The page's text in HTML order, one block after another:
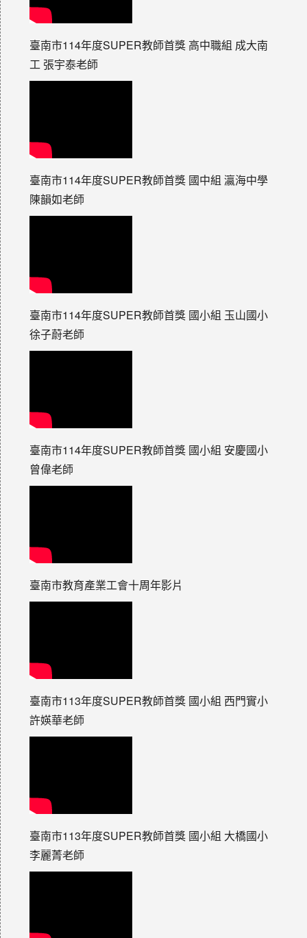
臺南市114年度SUPER教師首獎 高中職組 成大南
工 張宇泰老師
臺南市114年度SUPER教師首獎 國中組 瀛海中學
陳韻如老師
臺南市114年度SUPER教師首獎 國小組 玉山國小
徐子蔚老師
臺南市114年度SUPER教師首獎 國小組 安慶國小
曾偉老師
臺南市教育產業工會十周年影片
臺南市113年度SUPER教師首獎 國小組 西門實小
許媖華老師
臺南市113年度SUPER教師首獎 國小組 大橋國小
李麗菁老師